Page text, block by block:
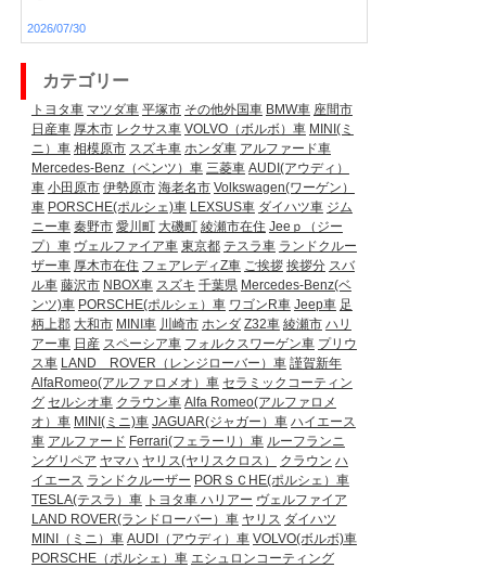
2026/07/30
カテゴリー
トヨタ車 マツダ車 平塚市 その他外国車 BMW車 座間市
日産車 厚木市 レクサス車 VOLVO（ボルボ）車 MINI(ミ
ニ）車 相模原市 スズキ車 ホンダ車 アルファード車
Mercedes-Benz（ベンツ）車 三菱車 AUDI(アウディ）
車 小田原市 伊勢原市 海老名市 Volkswagen(ワーゲン）
車 PORSCHE(ポルシェ)車 LEXSUS車 ダイハツ車 ジム
ニー車 秦野市 愛川町 大磯町 綾瀬市在住 Jeeｐ（ジー
プ）車 ヴェルファイア車 東京都 テスラ車 ランドクルー
ザー車 厚木市在住 フェアレディZ車 ご挨拶 挨拶分 スバ
ル車 藤沢市 NBOX車 スズキ 千葉県 Mercedes-Benz(ベ
ンツ)車 PORSCHE(ポルシェ）車 ワゴンR車 Jeep車 足
柄上郡 大和市 MINI車 川崎市 ホンダ Z32車 綾瀬市 ハリ
アー車 日産 スペーシア車 フォルクスワーゲン車 プリウ
ス車 LAND ROVER（レンジローバー）車 謹賀新年
AlfaRomeo(アルファロメオ）車 セラミックコーティン
グ セルシオ車 クラウン車 Alfa Romeo(アルファロメ
オ）車 MINI(ミニ)車 JAGUAR(ジャガー）車 ハイエース
車 アルファード Ferrari(フェラーリ）車 ルーフランニ
ングリペア ヤマハ ヤリス(ヤリスクロス） クラウン ハ
イエース ランドクルーザー PORＳＣHE(ポルシェ）車
TESLA(テスラ）車 トヨタ車 ハリアー ヴェルファイア
LAND ROVER(ランドローバー）車 ヤリス ダイハツ
MINI（ミニ）車 AUDI（アウディ）車 VOLVO(ボルボ)車
PORSCHE（ポルシェ）車 エシュロンコーティング